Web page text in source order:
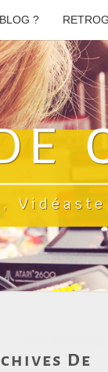
?
De